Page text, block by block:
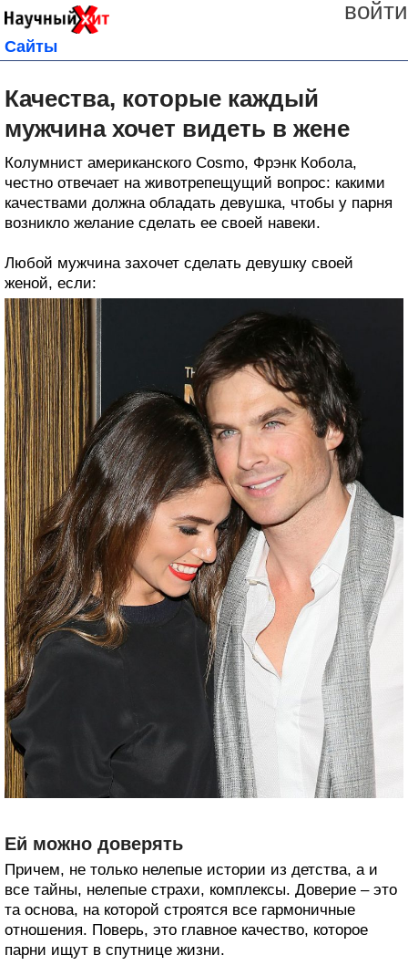
войти
Сайты
Качества, которые каждый
мужчина хочет видеть в жене
Колумнист американского Cosmo, Фрэнк Кобола,
честно отвечает на животрепещущий вопрос: какими
качествами должна обладать девушка, чтобы у парня
возникло желание сделать ее своей навеки.
Любой мужчина захочет сделать девушку своей
женой, если:
Ей можно доверять
Причем, не только нелепые истории из детства, а и
все тайны, нелепые страхи, комплексы. Доверие – это
та основа, на которой строятся все гармоничные
отношения. Поверь, это главное качество, которое
парни ищут в спутнице жизни.